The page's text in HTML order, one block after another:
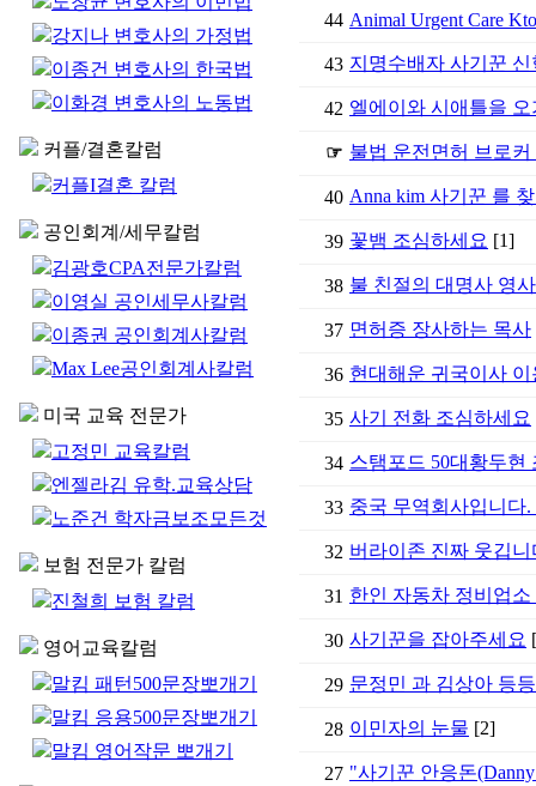
강지나 변호사의 가정법
이종건 변호사의 한국법
이화경 변호사의 노동법
커플/결혼칼럼
커플I결혼 칼럼
공인회계/세무칼럼
김광호CPA전문가칼럼
이영실 공인세무사칼럼
이종권 공인회계사칼럼
Max Lee공인회계사칼럼
미국 교육 전문가
고정민 교육칼럼
엔젤라김 유학.교육상담
노준건 학자금보조모든것
보험 전문가 칼럼
진철희 보험 칼럼
영어교육칼럼
말킴 패턴500문장뽀개기
말킴 응용500문장뽀개기
말킴 영어작문 뽀개기
44 Animal Urgent Care
43 지명수배자 사기꾼
42 엘에이와 시애틀을
☞ 불법 운전면허 브로커
40 Anna kim 사기꾼 를
39 꽃뱀 조심하세요 [1]
38 불 친절의 대명사 영
37 면허증 장사하는 목사
36 현대해운 귀국이사
35 사기 전화 조심하세요
34 스탬포드 50대황두현
33 중국 무역회사입니다
32 버라이존 진짜 웃깁니
31 한인 자동차 정비업소
30 사기꾼을 잡아주세요
29 문정민 과 김상아 등
28 이민자의 눈물 [2]
27 "사기꾼 안응돈